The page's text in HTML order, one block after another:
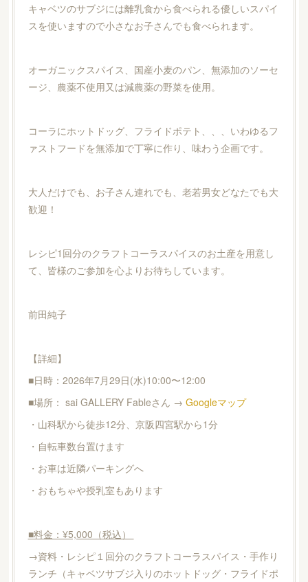
キャベツのサブジには離乳食から食べられる優しいスパイ
スを使いますので小さなお子さんでも食べられます。
オーガニックスパイス、国産小麦のパン、無添加のソーセ
ージ、農薬不使用又は減農薬の野菜を使用。
コーラにホットドッグ、フライドポテト、、、いわゆるフ
ァストフードを無添加で丁寧に作り、味わう企画です。
大人だけでも、お子さん連れでも、老若男女どなたでも大
歓迎！
レシピ1回分のクラフトコーラスパイスのお土産を用意し
て、皆様のご参加を心よりお待ちしています。
前田純子
【詳細】
■日時：2026年7月29日(水)10:00〜12:00
■場所： sai GALLERY Fableさん → Googleマップ
・山科駅から徒歩12分、京阪四宮駅から1分
・自転車数台置けます
・お車は近隣パーキングへ
・おもちゃや授乳室もあります
■料金：¥5,000（税込）
→資料・レシピ１回分のクラフトコーラスパイス・手作り
ランチ（キャベツサブジ入りのホットドッグ・フライドポ